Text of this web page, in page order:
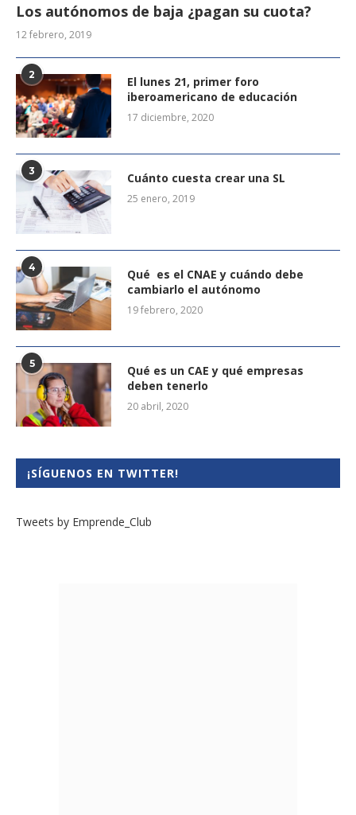
Los autónomos de baja ¿pagan su cuota?
12 febrero, 2019
2
El lunes 21, primer foro
iberoamericano de educación
17 diciembre, 2020
3 Cuánto cuesta crear una SL
25 enero, 2019
4
Qué es el CNAE y cuándo debe
cambiarlo el autónomo
19 febrero, 2020
5
Qué es un CAE y qué empresas
deben tenerlo
20 abril, 2020
¡SÍGUENOS EN TWITTER!
Tweets by Emprende_Club